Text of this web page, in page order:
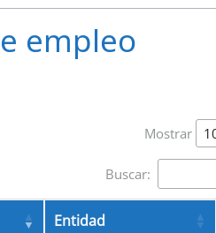
empleo
Mostrar
Buscar:
Entidad